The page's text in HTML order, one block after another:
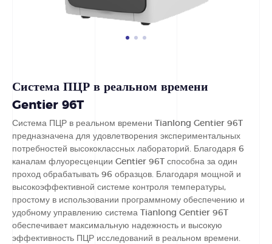
Система ПЦР в реальном времени
Gentier 96T
Система ПЦР в реальном времени Tianlong Gentier 96T
предназначена для удовлетворения экспериментальных
потребностей высококлассных лабораторий. Благодаря 6
каналам флуоресценции Gentier 96T способна за один
проход обрабатывать 96 образцов. Благодаря мощной и
высокоэффективной системе контроля температуры,
простому в использовании программному обеспечению и
удобному управлению система Tianlong Gentier 96T
обеспечивает максимальную надежность и высокую
эффективность ПЦР исследований в реальном времени.